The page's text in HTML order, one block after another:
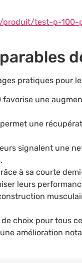
produit/test-p-100-
pratiques pour
favorise une
une
signalent une
à sa courte
leurs
de choix pour
amélioration